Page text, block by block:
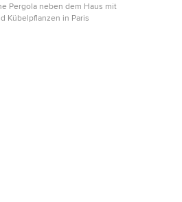
Pergola neben dem Haus mit
Kübelpflanzen in Paris